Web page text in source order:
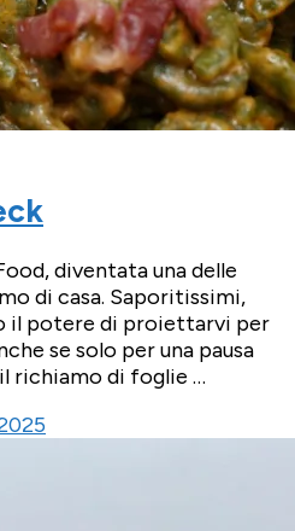
diventata una delle
di casa. Saporitissimi,
il potere di proiettarvi per
se solo per una pausa
richiamo di foglie …